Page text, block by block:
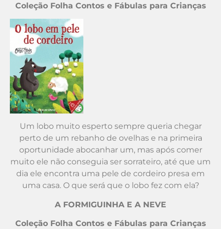
Coleção Folha Contos e Fábulas para Crianças
Um lobo muito esperto sempre queria chegar
perto de um rebanho de ovelhas e na primeira
oportunidade abocanhar um, mas após comer
muito ele não conseguia ser sorrateiro, até que um
dia ele encontra uma pele de cordeiro presa em
uma casa. O que será que o lobo fez com ela?
A FORMIGUINHA E A NEVE
Coleção Folha Contos e Fábulas para Crianças